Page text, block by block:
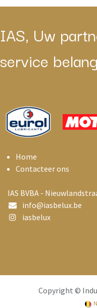
IAS, Uw
service
Home
Contacteer ons
IAS BVBA -
info@iasbelux.be
iasbelux
Copyright ©